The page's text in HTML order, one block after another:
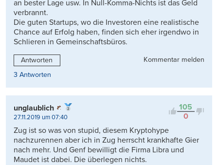
an bester Lage usw. In Null-Komma-Nichts ist das Geld
verbrannt.
Die guten Startups, wo die Investoren eine realistische
Chance auf Erfolg haben, finden sich eher irgendwo in
Schlieren in Gemeinschaftsbüros.
Antworten
Kommentar melden
3 Antworten
105
0
unglaublich
27.11.2019 um 07:40
Zug ist so was von stupid, diesem Kryptohype
nachzurennen aber ich in Zug herrscht krankhafte Gier
nach mehr. Und Genf bewilligt die Firma Libra und
Maudet ist dabei. Die überlegen nichts.